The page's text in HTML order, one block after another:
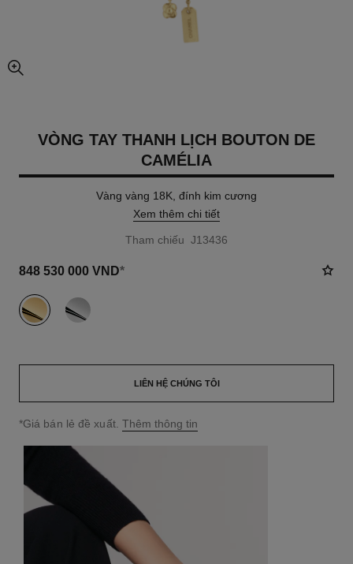
chế độ xem hình ảnh mở rộng
VÒNG TAY THANH LỊCH BOUTON DE
CAMÉLIA
Vàng vàng 18K, đính kim cương
Xem thêm chi tiết
Tham chiếu J13436
848 530 000 VND*
khác(2)
LIÊN HỆ CHÚNG TÔI
↩
*Giá bán lẻ đề xuất. Thêm thông tin